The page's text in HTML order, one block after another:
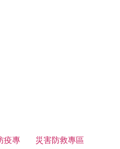
疫專
災害防救專區